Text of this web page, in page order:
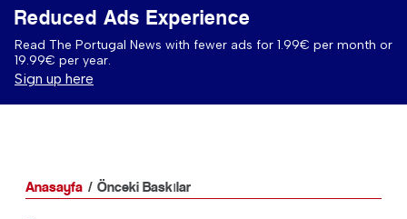
Reduced Ads Experience
Read The Portugal News with fewer ads for 1.99€ per month or
19.99€ per year.
Sign up here
Anasayfa Önceki Baskılar